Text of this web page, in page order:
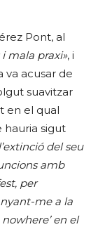
Pont, al
mala praxi», i
va acusar de
suavitzar
en el qual
hauria sigut
del seu
amb
per
me a la
en el